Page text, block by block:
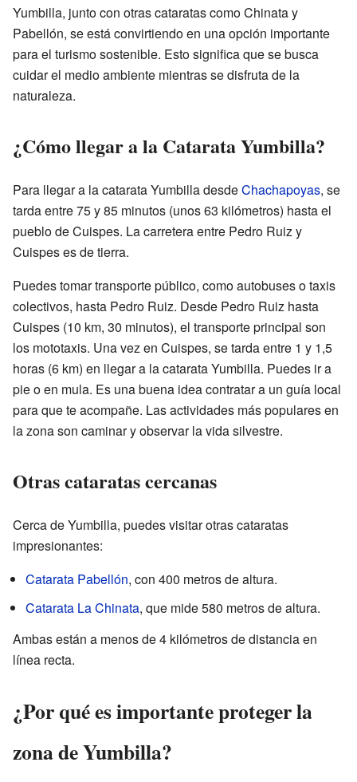
Yumbilla, junto con otras cataratas como Chinata y
Pabellón, se está convirtiendo en una opción importante
para el turismo sostenible. Esto significa que se busca
cuidar el medio ambiente mientras se disfruta de la
naturaleza.
¿Cómo llegar a la Catarata Yumbilla?
Para llegar a la catarata Yumbilla desdeChachapoyas, se
tarda entre 75 y 85 minutos (unos 63 kilómetros) hasta el
pueblo de Cuispes. La carretera entre Pedro Ruiz y
Cuispes es de tierra.
Puedes tomar transporte público, como autobuses o taxis
colectivos, hasta Pedro Ruiz. Desde Pedro Ruiz hasta
Cuispes (10 km, 30 minutos), el transporte principal son
los mototaxis. Una vez en Cuispes, se tarda entre 1 y 1,5
horas (6 km) en llegar a la catarata Yumbilla. Puedes ir a
pie o en mula. Es una buena idea contratar a un guía local
para que te acompañe. Las actividades más populares en
la zona son caminar y observar la vida silvestre.
Otras cataratas cercanas
Cerca de Yumbilla, puedes visitar otras cataratas
impresionantes:
Catarata Pabellón, con 400 metros de altura.
Catarata La Chinata, que mide 580 metros de altura.
Ambas están a menos de 4 kilómetros de distancia en
línea recta.
¿Por qué es importante proteger la
zona de Yumbilla?